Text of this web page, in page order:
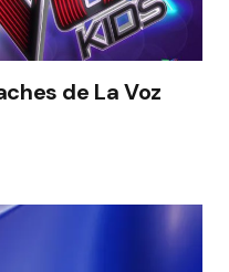
de La Voz